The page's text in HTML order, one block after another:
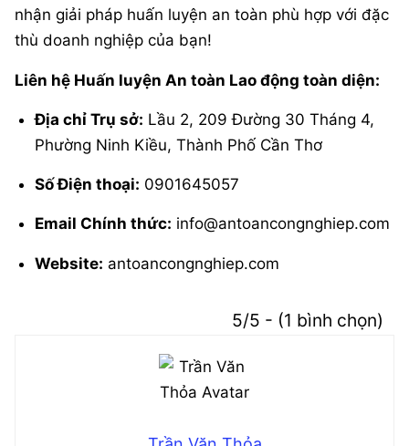
nhận giải pháp huấn luyện an toàn phù hợp với đặc
thù doanh nghiệp của bạn!
Liên hệ Huấn luyện An toàn Lao động toàn diện:
Địa chỉ Trụ sở: Lầu 2, 209 Đường 30 Tháng 4,
Phường Ninh Kiều, Thành Phố Cần Thơ
Số Điện thoại: 0901645057
Email Chính thức: info@antoancongnghiep.com
Website: antoancongnghiep.com
5/5 - (1 bình chọn)